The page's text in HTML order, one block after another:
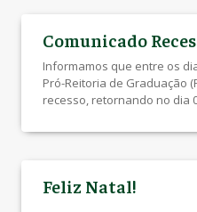
Comunicado
Informamos que entre os
Pró-Reitoria de Graduação
recesso, retornando no dia
Feliz Natal!